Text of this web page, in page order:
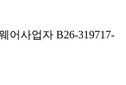
어사업자 B26-319717-